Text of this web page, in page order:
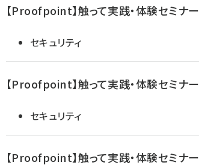
【Proofpoint】触って実践・体験セミナー
セキュリティ
【Proofpoint】触って実践・体験セミナー
セキュリティ
【Proofpoint】触って実践・体験セミナー